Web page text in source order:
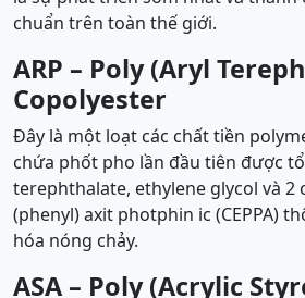
chuẩn trên toàn thế giới.
ARP – Poly (Aryl
Copolyester
Đây là một loạt các chất tiền
chứa phốt pho lần đầu tiên được
terephthalate, ethylene glycol và 2
(phenyl) axit photphin ic (CEPPA)
hóa nóng chảy.
ASA – Poly (Acrylic